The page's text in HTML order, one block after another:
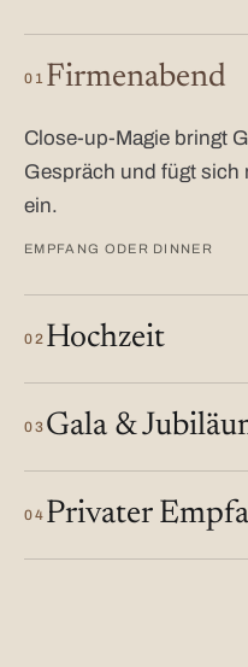
01 Firmenabend
Close-up-Magie bringt
Gespräch und fügt sich
ein.
EMPFANG ODER DINNER
02 Hochzeit
03 Gala &
04 Privater